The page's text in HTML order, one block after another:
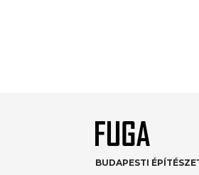
BUDAPESTI